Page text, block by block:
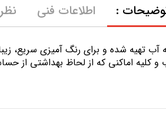
:
آب تهيه شده و برای رنگ آمیزی
اطلاعات فنی